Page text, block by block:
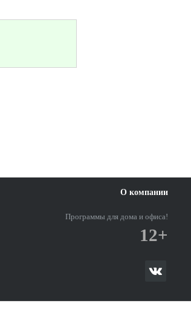
О компании
Программы для дома и офиса!
12+